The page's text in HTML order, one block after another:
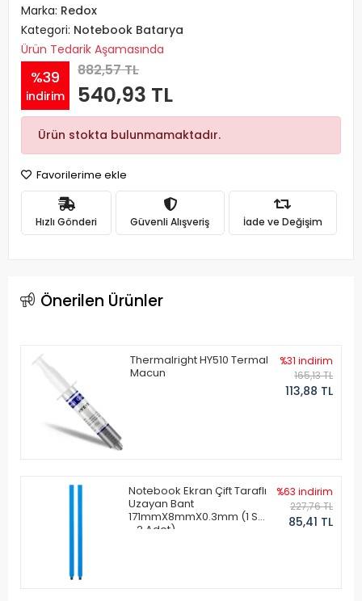
Marka: Redox
Kategori: Notebook Batarya
Ürün Tedarik Aşamasında
%39
indirim
882,57 TL
540,93 TL
Ürün stokta bulunmamaktadır.
Favorilerime ekle
Hızlı Gönderi Güvenli Alışveriş İade ve Değişim
Önerilen Ürünler
Thermalright HY510 Termal
Macun
%31 indirim
165,13 TL
113,88 TL
Notebook Ekran Çift Taraflı
Uzayan Bant
171mmX8mmX0.3mm (1 Set
- 2 Adet)
%63 indirim
227,76 TL
85,41 TL